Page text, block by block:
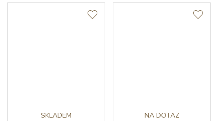
SKLADEM NA DOTAZ